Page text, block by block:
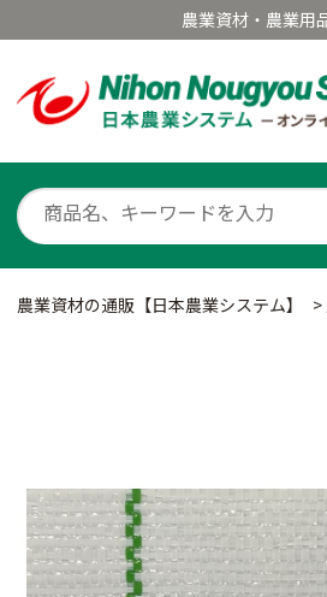
農業資材・農業用
農業資材の通販【日本農業システム】 >